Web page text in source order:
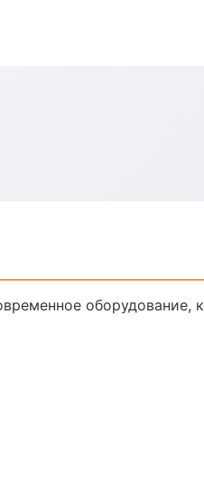
оборудование,